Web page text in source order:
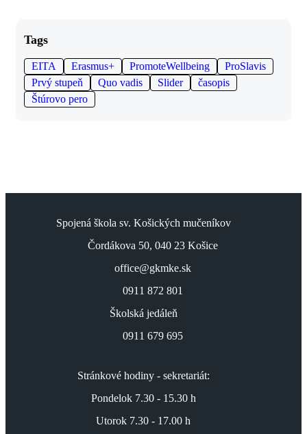
Tags
EITA Erasmus+ PromoteWellbeing
ProSlavis
Prvý stupeň
Quo vadis Slider
časopis
Štúrovo pero
Spojená škola sv. Košických mučeníkov
Čordákova 50, 040 23 Košice
office@gkmke.sk
0911 872 801
Školská jedáleň
0911 679 695
Stránkové hodiny - sekretariát:
Pondelok 7.30 - 15.30 h
Utorok 7.30 - 17.00 h